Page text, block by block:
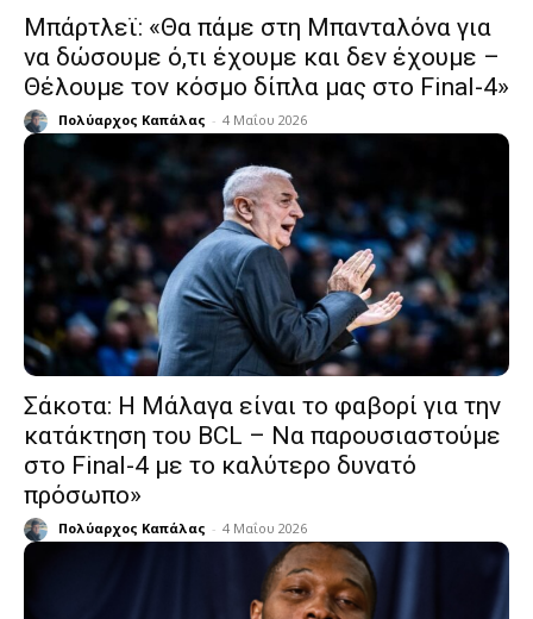
Μπάρτλεϊ: «Θα πάμε στη Μπανταλόνα για
να δώσουμε ό,τι έχουμε και δεν έχουμε –
Θέλουμε τον κόσμο δίπλα μας στο Final-4»
Πολύαρχος Καπάλας - 4 Μαΐου 2026
Σάκοτα: Η Μάλαγα είναι το φαβορί για την
κατάκτηση του BCL – Να παρουσιαστούμε
στο Final-4 με το καλύτερο δυνατό
πρόσωπο»
Πολύαρχος Καπάλας - 4 Μαΐου 2026